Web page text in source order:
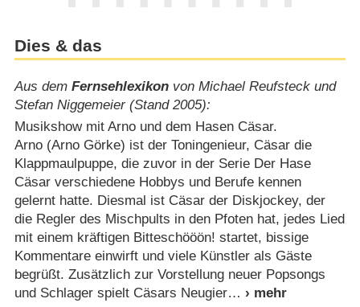
Dies & das
Aus dem Fernsehlexikonvon Michael Reufsteck und
Stefan Niggemeier (Stand 2005):
Musikshow mit Arno und dem Hasen Cäsar.
Arno (Arno Görke) ist der Toningenieur, Cäsar die
Klappmaulpuppe, die zuvor in der Serie Der Hase
Cäsar verschiedene Hobbys und Berufe kennen
gelernt hatte. Diesmal ist Cäsar der Diskjockey, der
die Regler des Mischpults in den Pfoten hat, jedes Lied
mit einem kräftigen Bitteschööön! startet, bissige
Kommentare einwirft und viele Künstler als Gäste
begrüßt. Zusätzlich zur Vorstellung neuer Popsongs
und Schlager spielt Cäsars Neugier